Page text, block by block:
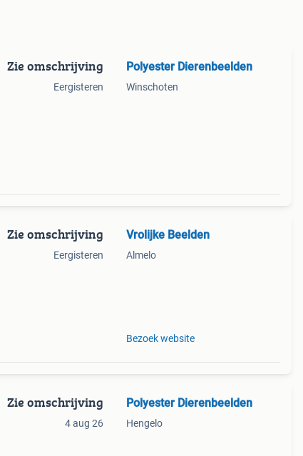
Zie omschrijving
Eergisteren
Polyester Dierenbeelden
Winschoten
Zie omschrijving
Eergisteren
Vrolijke Beelden
Almelo
Bezoek website
Zie omschrijving
4 aug 26
Polyester Dierenbeelden
Hengelo